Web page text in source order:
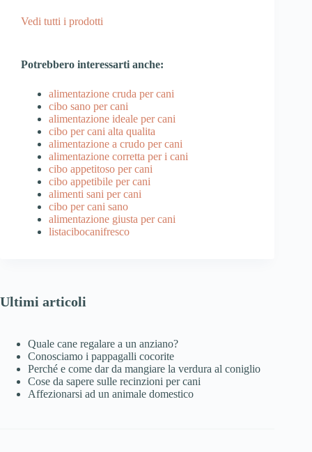
Vedi tutti i prodotti
Potrebbero interessarti anche:
alimentazione cruda per cani
cibo sano per cani
alimentazione ideale per cani
cibo per cani alta qualita
alimentazione a crudo per cani
alimentazione corretta per i cani
cibo appetitoso per cani
cibo appetibile per cani
alimenti sani per cani
cibo per cani sano
alimentazione giusta per cani
listacibocanifresco
Ultimi articoli
Quale cane regalare a un anziano?
Conosciamo i pappagalli cocorite
Perché e come dar da mangiare la verdura al coniglio
Cose da sapere sulle recinzioni per cani
Affezionarsi ad un animale domestico